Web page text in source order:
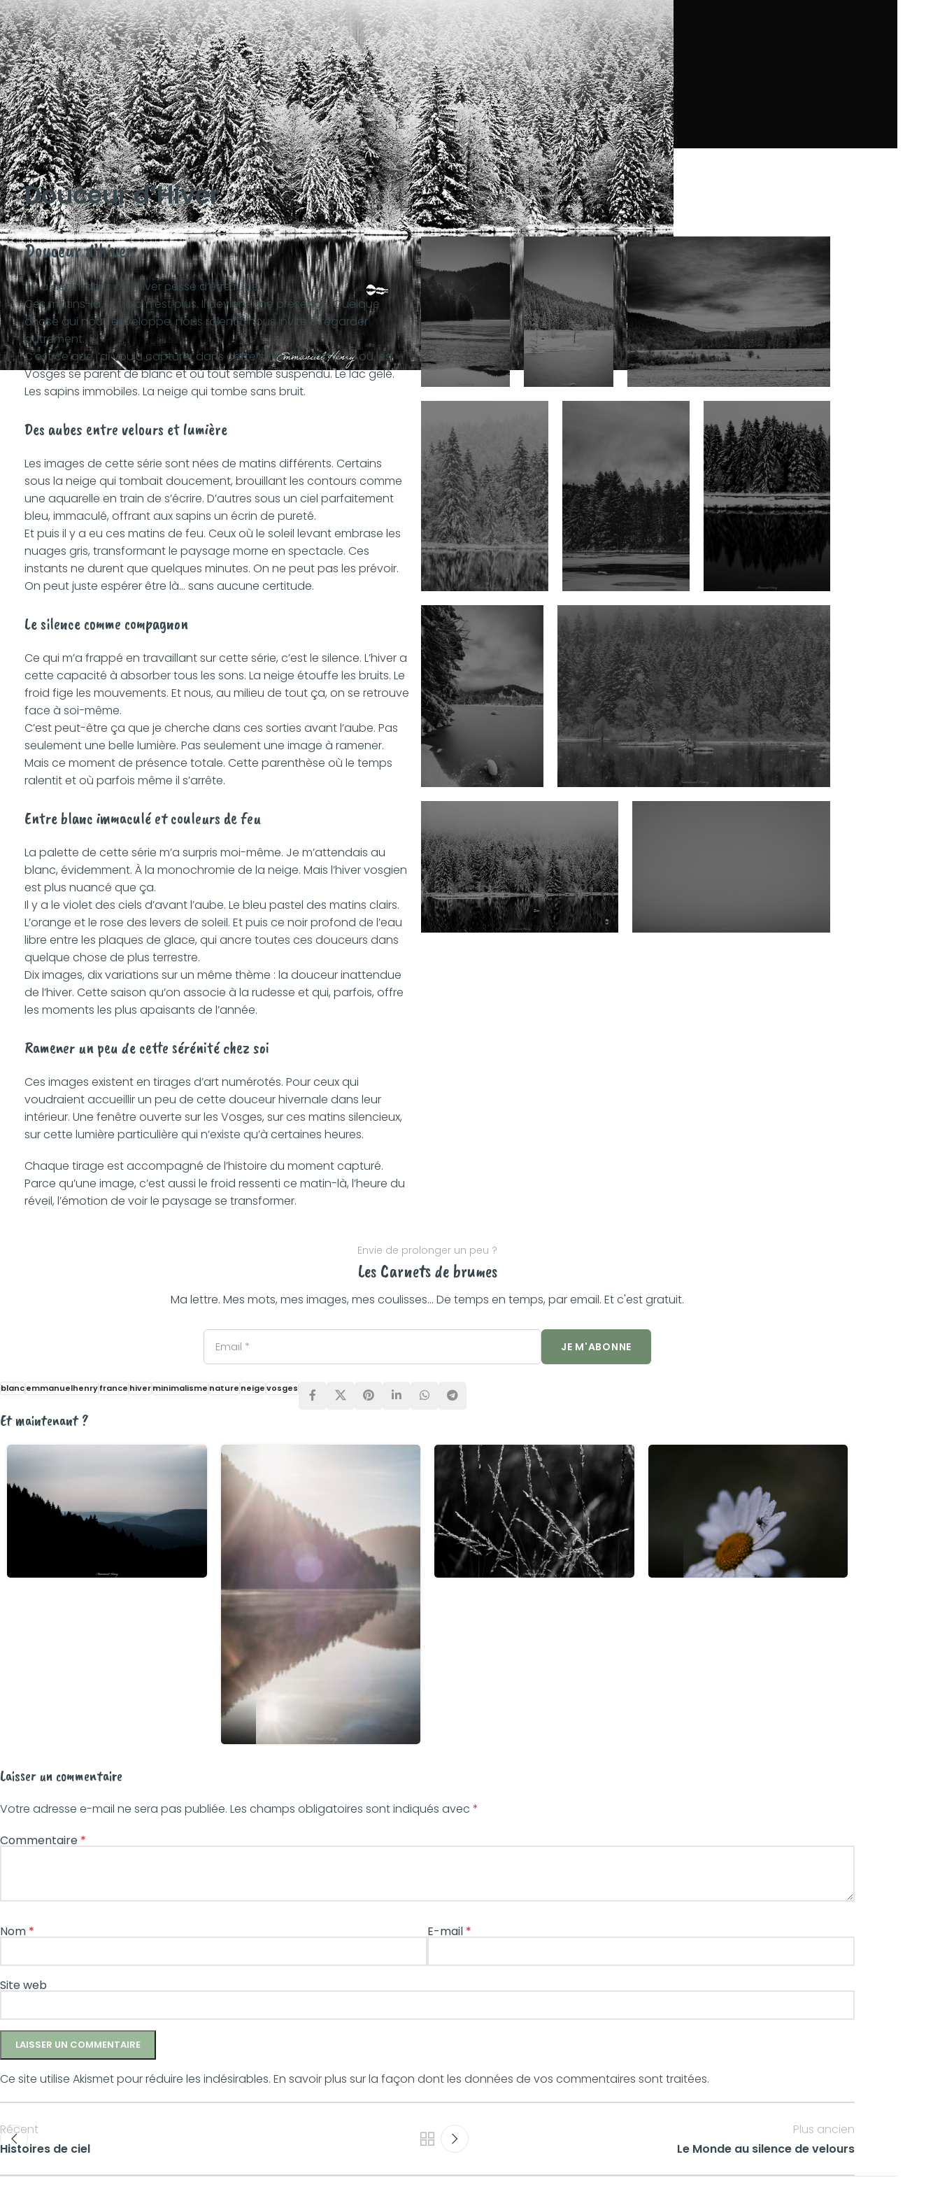
Douceur d’Hiver
Douceur d’hiver
Il y a des matins où l’hiver cesse d’être rude.
Ces matins-là, le froid n’est plus. Il devient une présence. Quelque
chose qui nous enveloppe, nous ralentit, nous invite à regarder
autrement.
C’est ce que j’ai voulu capturer dans cette série. Ces instants où les
Vosges se parent de blanc et où tout semble suspendu. Le lac gelé.
Les sapins immobiles. La neige qui tombe sans bruit.
Des aubes entre velours et lumière
Les images de cette série sont nées de matins différents. Certains
sous la neige qui tombait doucement, brouillant les contours comme
une aquarelle en train de s’écrire. D’autres sous un ciel parfaitement
bleu, immaculé, offrant aux sapins un écrin de pureté.
Et puis il y a eu ces matins de feu. Ceux où le soleil levant embrase les
nuages gris, transformant le paysage morne en spectacle. Ces
instants ne durent que quelques minutes. On ne peut pas les prévoir.
On peut juste espérer être là… sans aucune certitude.
Le silence comme compagnon
Ce qui m’a frappé en travaillant sur cette série, c’est le silence. L’hiver a
cette capacité à absorber tous les sons. La neige étouffe les bruits. Le
froid fige les mouvements. Et nous, au milieu de tout ça, on se retrouve
face à soi-même.
C’est peut-être ça que je cherche dans ces sorties avant l’aube. Pas
seulement une belle lumière. Pas seulement une image à ramener.
Mais ce moment de présence totale. Cette parenthèse où le temps
ralentit et où parfois même il s’arrête.
Entre blanc immaculé et couleurs de feu
La palette de cette série m’a surpris moi-même. Je m’attendais au
blanc, évidemment. À la monochromie de la neige. Mais l’hiver vosgien
est plus nuancé que ça.
Il y a le violet des ciels d’avant l’aube. Le bleu pastel des matins clairs.
L’orange et le rose des levers de soleil. Et puis ce noir profond de l’eau
libre entre les plaques de glace, qui ancre toutes ces douceurs dans
quelque chose de plus terrestre.
Dix images, dix variations sur un même thème : la douceur inattendue
de l’hiver. Cette saison qu’on associe à la rudesse et qui, parfois, offre
les moments les plus apaisants de l’année.
Ramener un peu de cette sérénité chez soi
Ces images existent en tirages d’art numérotés. Pour ceux qui
voudraient accueillir un peu de cette douceur hivernale dans leur
intérieur. Une fenêtre ouverte sur les Vosges, sur ces matins silencieux,
sur cette lumière particulière qui n’existe qu’à certaines heures.
Chaque tirage est accompagné de l’histoire du moment capturé.
Parce qu’une image, c’est aussi le froid ressenti ce matin-là, l’heure du
réveil, l’émotion de voir le paysage se transformer.
Envie de prolonger un peu ?
Les Carnets de brumes
Ma lettre. Mes mots, mes images, mes coulisses... De temps en temps, par email. Et c'est gratuit.
blancemmanuelhenryfrancehiverminimalismenatureneigevosges
Et maintenant ?
Laisser un commentaire
Votre adresse e-mail ne sera pas publiée. Les champs obligatoires sont indiqués avec *
Commentaire *
Nom * E-mail *
Site web
Ce site utilise Akismet pour réduire les indésirables. En savoir plus sur la façon dont les données de vos commentaires sont traitées.
Récent
Histoires de ciel
Plus ancien
Le Monde au silence de velours